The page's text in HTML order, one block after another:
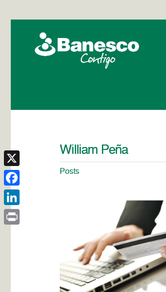
William Peña
Posts
X
Facebook
LinkedIn